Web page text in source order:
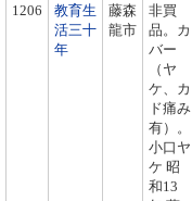
1206
教育生
活三十
年
藤森
龍市
非買
品。カ
バー
（ヤ
ケ、カ
ド痛み
有）。
小口ヤ
ケ 昭
和13